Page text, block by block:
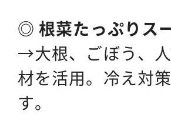
◎ 根菜たっぷりス
→大根、ごぼう、
材を活用。冷え対
す。